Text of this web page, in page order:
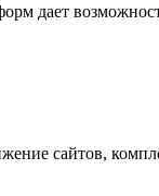
дает
сайтов,